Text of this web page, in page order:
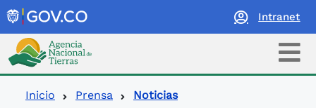
Intranet
Logo Agencia Nacional de Tierras
Ruta de navegación
Inicio Prensa Noticias